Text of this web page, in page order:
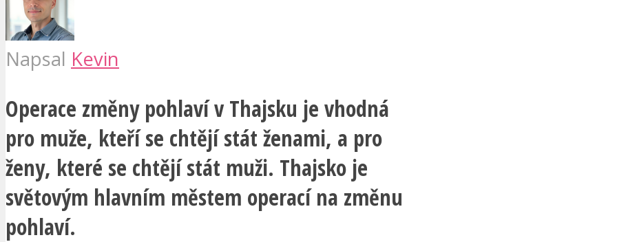
Napsal Kevin
Operace změny pohlaví v Thajsku je vhodná
pro muže, kteří se chtějí stát ženami, a pro
ženy, které se chtějí stát muži. Thajsko je
světovým hlavním městem operací na změnu
pohlaví.